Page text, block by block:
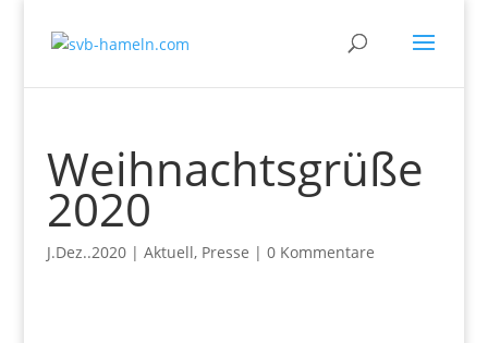
Weihnachtsgrüße
2020
J.Dez..2020| Aktuell, Presse | 0 Kommentare